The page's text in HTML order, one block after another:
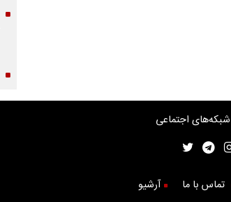
شبکه‌های اجتماعی
تماس با ما آرشیو